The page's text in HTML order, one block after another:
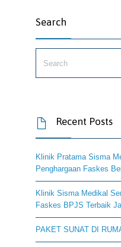
Search
 Recent Posts
Klinik Pratama Sisma
Penghargaan Faskes
Klinik Sisma Medikal
Faskes BPJS Terbaik
PAKET SUNAT DI